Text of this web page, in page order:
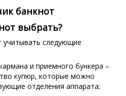
выбрать?
учитывать следующие
и приемного бункера –
купюр, которые можно
отделения аппарата;